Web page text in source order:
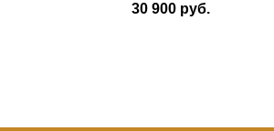
30 900 руб.